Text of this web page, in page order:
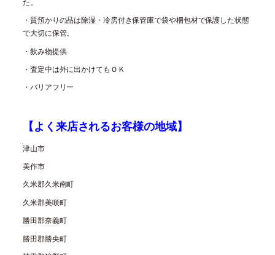
・質預かりの品は除湿・冷房付き保管庫で袋や梱包材で保護した状態
で大切に保管。
・飲み物提供
・査定中は外に出かけてもＯＫ
・バリアフリー
【よく来店されるお客様の地域】
津山市
美作市
久米郡久米南町
久米郡美咲町
勝田郡奈義町
勝田郡勝央町